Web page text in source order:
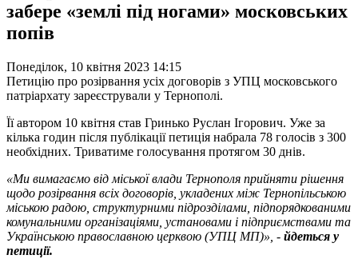
забере «землі під ногами» московських
попів
Понеділок, 10 квітня 2023 14:15
Петицію про розірвання усіх договорів з УПЦ московського
патріархату зареєстрували у Тернополі.
Її автором 10 квітня став Гринько Руслан Ігорович. Уже за
кілька годин після публікації петиція набрала 78 голосів з 300
необхідних. Триватиме голосування протягом 30 днів.
«Ми вимагаємо від міської влади Тернополя прийняти рішення
щодо розірвання всіх договорів, укладених між Тернопільською
міською радою, структурними підрозділами, підпорядкованими
комунальними організаціями, установами і підприємствами та
Українською православною церквою (УПЦ МП)», - йдеться у
петиції.